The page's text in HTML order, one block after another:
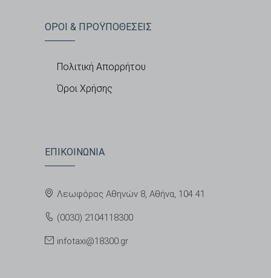
ΟΡΟΙ & ΠΡΟΫΠΟΘΕΣΕΙΣ
Πολιτική Απορρήτου
Όροι Χρήσης
ΕΠΙΚΟΙΝΩΝΙΑ
Λεωφόρος Αθηνών 8, Αθήνα, 104 41
(0030) 2104118300
infotaxi@18300.gr